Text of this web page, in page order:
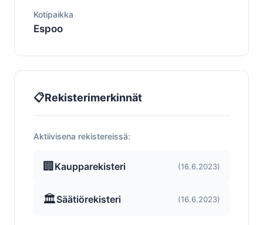
Kotipaikka
Espoo
📋Rekisterimerkinnät
Aktiivisena rekistereissä:
🏢 Kaupparekisteri (16.6.2023)
🏛️Säätiörekisteri (16.6.2023)